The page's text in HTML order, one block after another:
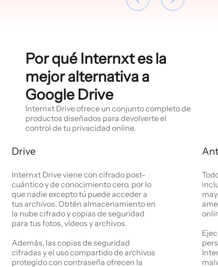
Por qué Internxt es la
mejor alternativa a
Google Drive
Internxt Drive ofrece un conjunto completo de
productos diseñados para devolverte el
control de tu privacidad online.
Drive
Internxt Drive viene con cifrado post-
cuántico y de conocimiento cero, por lo
que nadie excepto tú puede acceder a
tus archivos. Obtén almacenamiento en
la nube cifrado y copias de seguridad
para tus fotos, vídeos y archivos.
Además, las copias de seguridad
cifradas y el uso compartido de archivos
protegido con contraseña ofrecen la